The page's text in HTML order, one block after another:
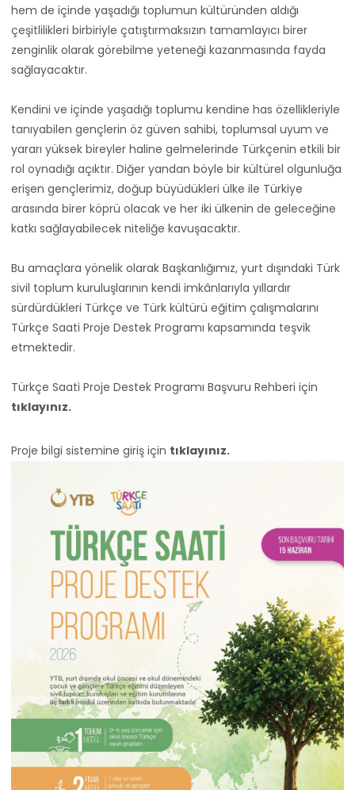
hem de içinde yaşadığı toplumun kültüründen aldığı
çeşitlilikleri birbiriyle çatıştırmaksızın tamamlayıcı birer
zenginlik olarak görebilme yeteneği kazanmasında fayda
sağlayacaktır.
Kendini ve içinde yaşadığı toplumu kendine has özellikleriyle
tanıyabilen gençlerin öz güven sahibi, toplumsal uyum ve
yararı yüksek bireyler haline gelmelerinde Türkçenin etkili bir
rol oynadığı açıktır. Diğer yandan böyle bir kültürel olgunluğa
erişen gençlerimiz, doğup büyüdükleri ülke ile Türkiye
arasında birer köprü olacak ve her iki ülkenin de geleceğine
katkı sağlayabilecek niteliğe kavuşacaktır.
Bu amaçlara yönelik olarak Başkanlığımız, yurt dışındaki Türk
sivil toplum kuruluşlarının kendi imkânlarıyla yıllardır
sürdürdükleri Türkçe ve Türk kültürü eğitim çalışmalarını
Türkçe Saati Proje Destek Programı kapsamında teşvik
etmektedir.
Türkçe Saati Proje Destek Programı Başvuru Rehberi için
tıklayınız.
Proje bilgi sistemine giriş için tıklayınız.